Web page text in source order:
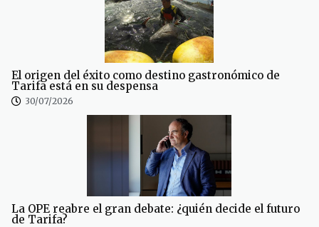
El origen del éxito como destino gastronómico de
Tarifa está en su despensa
30/07/2026
La OPE reabre el gran debate: ¿quién decide el futuro
de Tarifa?